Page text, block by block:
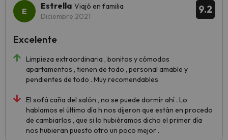
9.2
Estrella Viajó en familia
Diciembre 2021
Limpieza extraordinaria , bonitos y cómodos
apartamentos , tienen de todo , personal amable y
pendientes de todo . Muy recomendables
El sofá caña del salón , no se puede dormir ahí . Lo
hablamos el último día h nos dijeron que están en procedo
de cambiarlos , que si lo hubiéramos dicho el primer día
nos hubieran puesto otro un poco mejor .
Excelente